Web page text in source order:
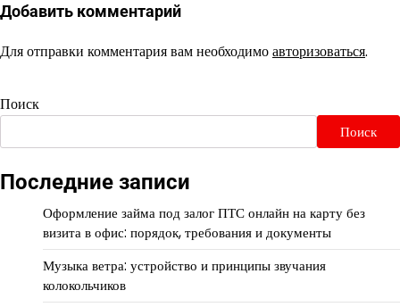
Добавить комментарий
Для отправки комментария вам необходимоавторизоваться.
Поиск
Поиск
Последние записи
Оформление займа под залог ПТС онлайн на карту без
визита в офис: порядок, требования и документы
Музыка ветра: устройство и принципы звучания
колокольчиков